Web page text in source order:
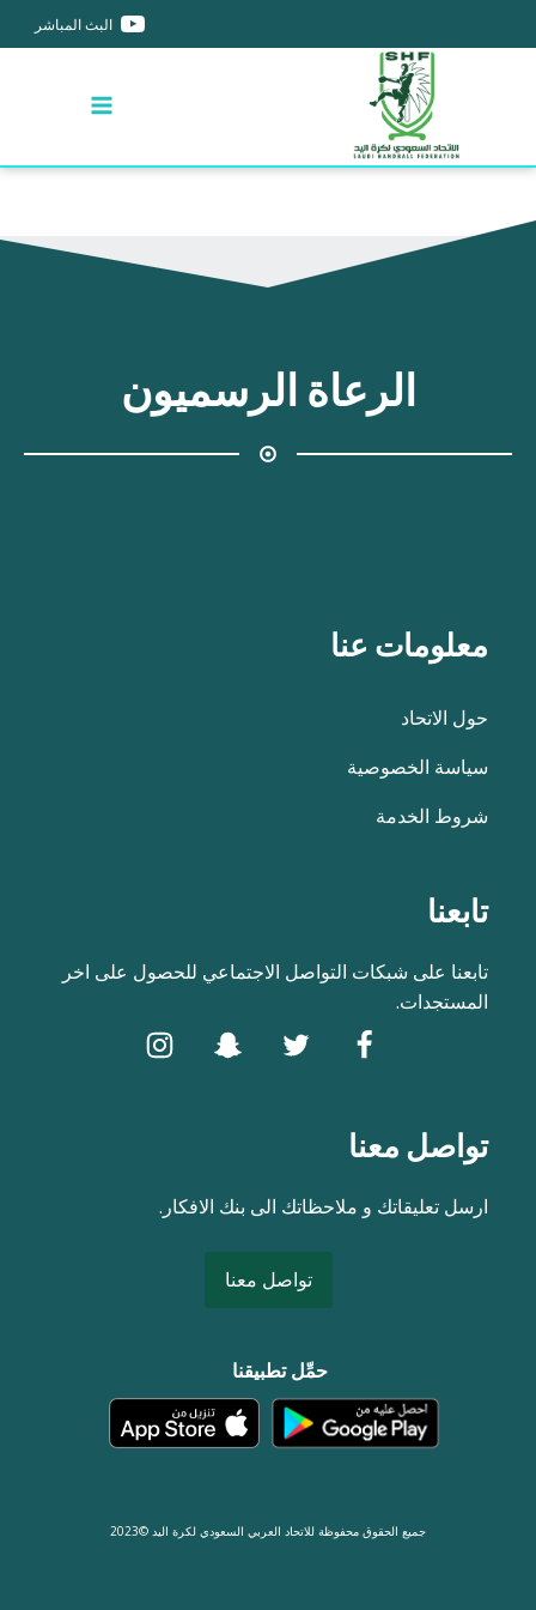
البث المباشر
الرعاة الرسميون
معلومات عنا
حول الاتحاد
سياسة الخصوصية
شروط الخدمة
تابعنا
تابعنا على شبكات التواصل الاجتماعي للحصول على اخر
المستجدات.
تواصل معنا
ارسل تعليقاتك و ملاحظاتك الى بنك الافكار.
تواصل معنا
حمِّل تطبيقنا
جميع الحقوق محفوظة للاتحاد العربي السعودي لكرة اليد ©2023